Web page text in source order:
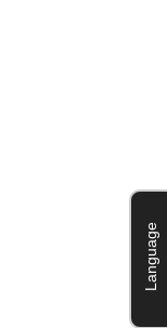
Language